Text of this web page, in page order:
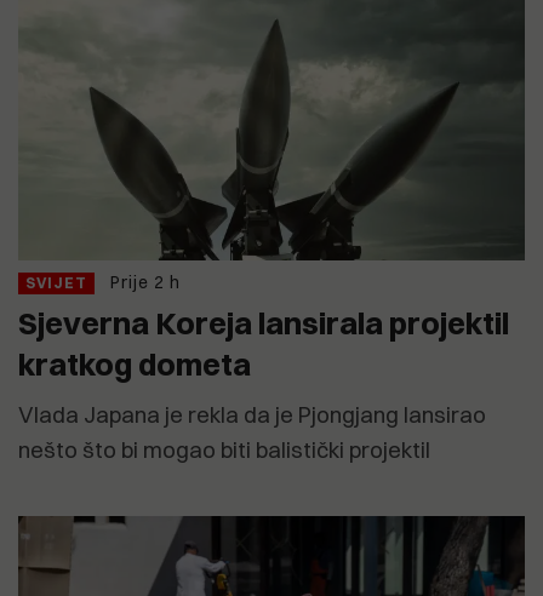
SVIJET Prije 2 h
Sjeverna Koreja lansirala projektil
kratkog dometa
Vlada Japana je rekla da je Pjongjang lansirao
nešto što bi mogao biti balistički projektil